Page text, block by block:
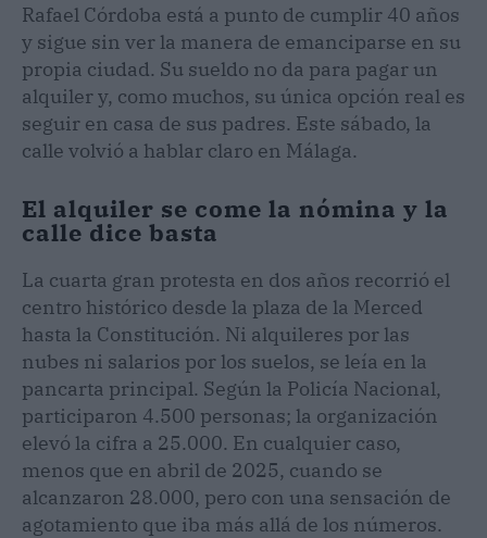
Rafael Córdoba está a punto de cumplir 40 años
y sigue sin ver la manera de emanciparse en su
propia ciudad. Su sueldo no da para pagar un
alquiler y, como muchos, su única opción real es
seguir en casa de sus padres. Este sábado, la
calle volvió a hablar claro en Málaga.
El alquiler se come la nómina y la
calle dice basta
La cuarta gran protesta en dos años recorrió el
centro histórico desde la plaza de la Merced
hasta la Constitución. Ni alquileres por las
nubes ni salarios por los suelos, se leía en la
pancarta principal. Según la Policía Nacional,
participaron 4.500 personas; la organización
elevó la cifra a 25.000. En cualquier caso,
menos que en abril de 2025, cuando se
alcanzaron 28.000, pero con una sensación de
agotamiento que iba más allá de los números.